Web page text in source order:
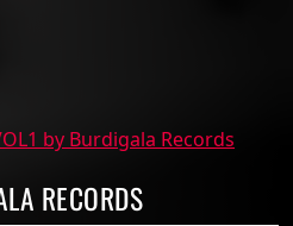
by Burdigala Records
RECORDS